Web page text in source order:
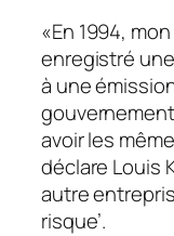
«En 1994,
enregistré
à une
avoir les
déclare Louis
autre
risque’.